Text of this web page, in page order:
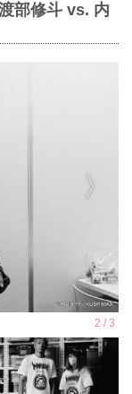
部修斗 vs. 内